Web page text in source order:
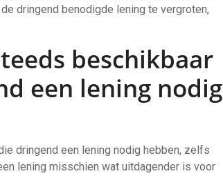
dringend benodigde lening te vergroten,
beschikbaar
een lening nodig
dringend een lening nodig hebben, zelfs
lening misschien wat uitdagender is voor